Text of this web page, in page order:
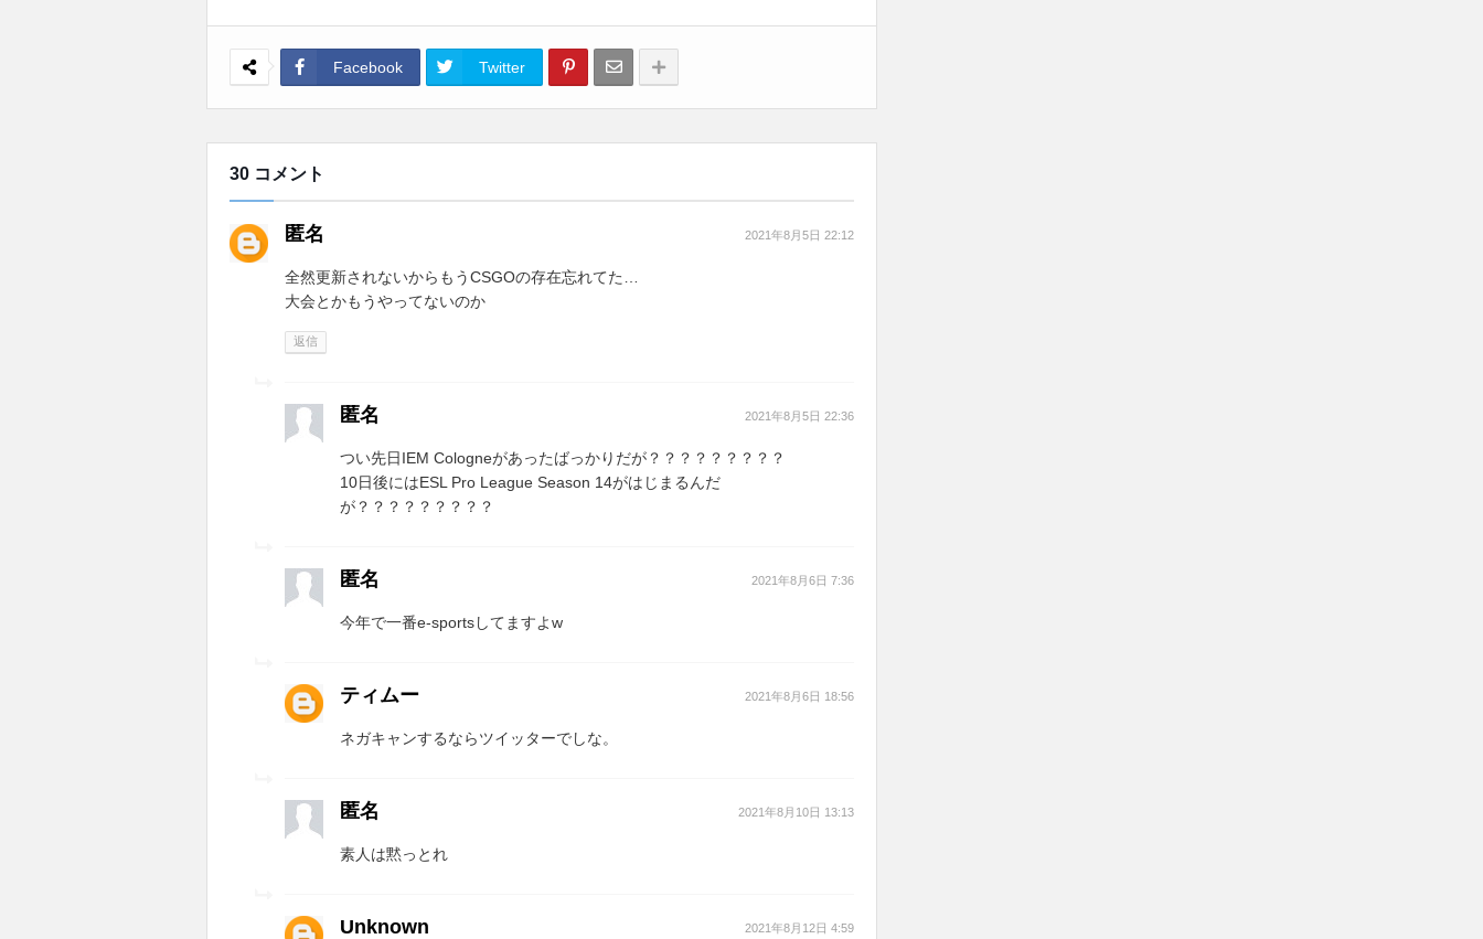
Facebook Twitter
30 コメント
匿名 2021年8月5日 22:12
全然更新されないからもうCSGOの存在忘れてた…
大会とかもうやってないのか
返信
匿名 2021年8月5日 22:36
つい先日IEM Cologneがあったばっかりだが？？？？？？？？？
10日後にはESL Pro League Season 14がはじまるんだ
が？？？？？？？？？
匿名 2021年8月6日 7:36
今年で一番e-sportsしてますよw
ティムー 2021年8月6日 18:56
ネガキャンするならツイッターでしな。
匿名 2021年8月10日 13:13
素人は黙っとれ
Unknown 2021年8月12日 4:59